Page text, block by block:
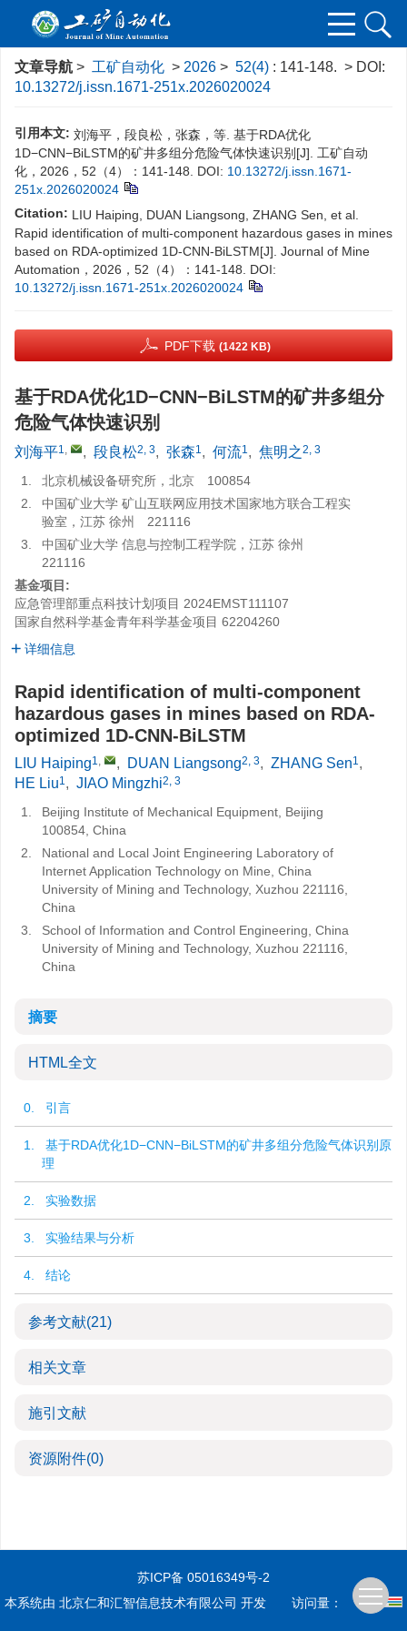
文章导航 > 工矿自动化 > 2026 > 52(4) : 141-148. > DOI:
10.13272/j.issn.1671-251x.2026020024
引用本文: 刘海平，段良松，张森，等. 基于RDA优化
1D−CNN−BiLSTM的矿井多组分危险气体快速识别[J]. 工矿自动
化，2026，52（4）：141-148.
DOI: 10.13272/j.issn.1671-
251x.2026020024
Citation: LIU Haiping, DUAN Liangsong, ZHANG Sen, et al.
Rapid identification of multi-component hazardous gases in mines
based on RDA-optimized 1D-CNN-BiLSTM[J]. Journal of Mine
Automation，2026，52（4）：141-148.
DOI:
10.13272/j.issn.1671-251x.2026020024
PDF下载 (1422 KB)
基于RDA优化1D−CNN−BiLSTM的矿井多组分
危险气体快速识别
刘海平1, , 段良松2, 3, 张森1, 何流1, 焦明之2, 3
1.
北京机械设备研究所，北京 100854
2.
中国矿业大学 矿山互联网应用技术国家地方联合工程实
验室，江苏 徐州 221116
3.
中国矿业大学 信息与控制工程学院，江苏 徐州
221116
基金项目:
应急管理部重点科技计划项目 2024EMST111107
国家自然科学基金青年科学基金项目 62204260
详细信息
Rapid identification of multi-component
hazardous gases in mines based on RDA-
optimized 1D-CNN-BiLSTM
LIU Haiping1, , DUAN Liangsong2, 3, ZHANG Sen1,
HE Liu1, JIAO Mingzhi2, 3
1.
Beijing Institute of Mechanical Equipment, Beijing
100854, China
2.
National and Local Joint Engineering Laboratory of
Internet Application Technology on Mine, China
University of Mining and Technology, Xuzhou 221116,
China
3.
School of Information and Control Engineering, China
University of Mining and Technology, Xuzhou 221116,
China
摘要
HTML全文
0. 引言
1. 基于RDA优化1D−CNN−BiLSTM的矿井多组分危险气体识别原
理
2. 实验数据
3. 实验结果与分析
4. 结论
参考文献(21)
相关文章
施引文献
资源附件(0)
苏ICP备 05016349号-2
本系统由 北京仁和汇智信息技术有限公司 开发 访问量：